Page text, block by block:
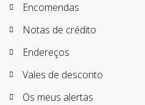
Encomendas
Notas de crédito
Endereços
Vales de desconto
Os meus alertas